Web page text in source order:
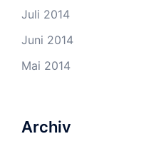
Juli 2014
Juni 2014
Mai 2014
Archiv